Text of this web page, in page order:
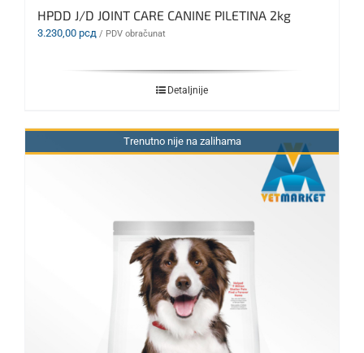
HPDD J/D JOINT CARE CANINE PILETINA 2kg
3.230,00 рсд / PDV obračunat
Detaljnije
Trenutno nije na zalihama